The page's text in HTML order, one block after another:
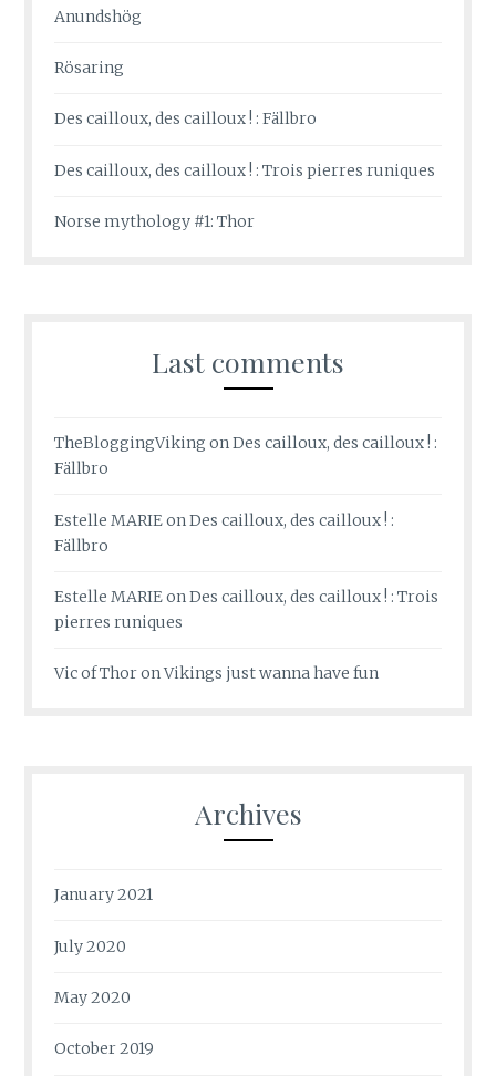
Anundshög
Rösaring
Des cailloux, des cailloux ! : Fällbro
Des cailloux, des cailloux ! : Trois pierres runiques
Norse mythology #1: Thor
Last comments
TheBloggingViking onDes cailloux, des cailloux ! :
Fällbro
Estelle MARIEonDes cailloux, des cailloux ! :
Fällbro
Estelle MARIEonDes cailloux, des cailloux ! : Trois
pierres runiques
Vic of ThoronVikings just wanna have fun
Archives
January 2021
July 2020
May 2020
October 2019